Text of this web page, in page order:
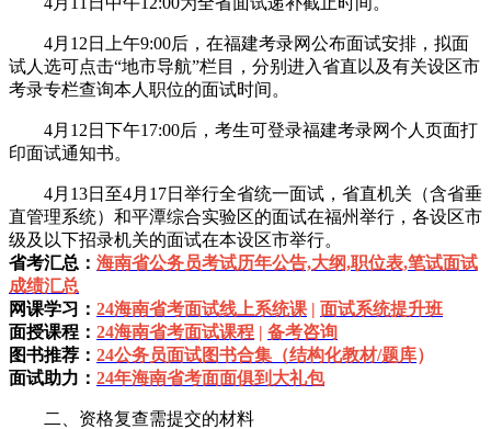
4月12日上午9:00后，在福建考录网公布面试安排，拟面
试人选可点击“地市导航”栏目，分别进入省直以及有关设区市
考录专栏查询本人职位的面试时间。
4月12日下午17:00后，考生可登录福建考录网个人页面打
印面试通知书。
4月13日至4月17日举行全省统一面试，省直机关（含省垂
直管理系统）和平潭综合实验区的面试在福州举行，各设区市
级及以下招录机关的面试在本设区市举行。
省考汇总： 海南省公务员考试历年公告,大纲,职位表,笔试面试
成绩汇总
网课学习： 24海南省考面试线上系统课 | 面试系统提升班
面授课程： 24海南省考面试课程 | 备考咨询
图书推荐： 24公务员面试图书合集（结构化教材/题库）
面试助力： 24年海南省考面面俱到大礼包
二、资格复查需提交的材料